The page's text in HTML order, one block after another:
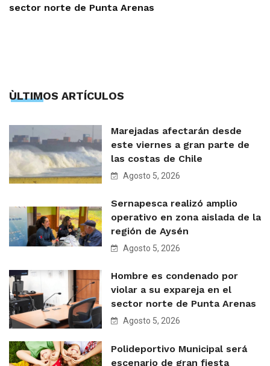
sector norte de Punta Arenas
ÙLTIMOS ARTÍCULOS
Marejadas afectarán desde
este viernes a gran parte de
las costas de Chile
Agosto 5, 2026
Sernapesca realizó amplio
operativo en zona aislada de la
región de Aysén
Agosto 5, 2026
Hombre es condenado por
violar a su expareja en el
sector norte de Punta Arenas
Agosto 5, 2026
Polideportivo Municipal será
escenario de gran fiesta